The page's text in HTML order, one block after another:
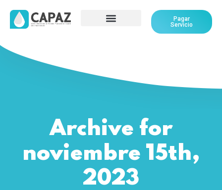
Pagar
Servicio
Archive for
noviembre 15th,
2023